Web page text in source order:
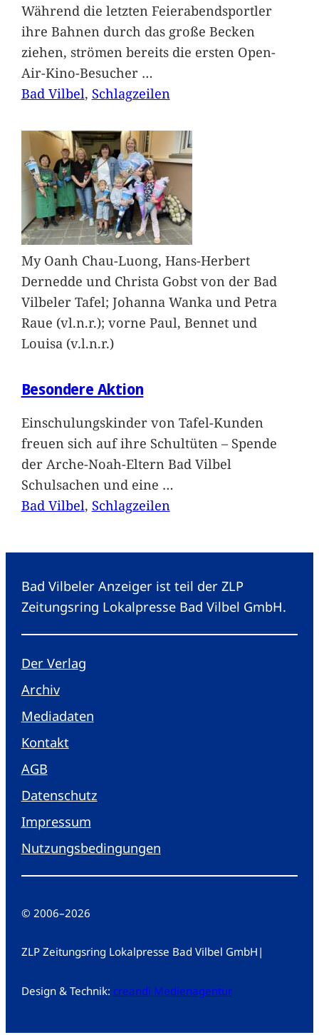
Während die letzten Feierabendsportler
ihre Bahnen durch das große Becken
ziehen, strömen bereits die ersten Open-
Air-Kino-Besucher …
Bad Vilbel, Schlagzeilen
My Oanh Chau-Luong, Hans-Herbert
Dernedde und Christa Gobst von der Bad
Vilbeler Tafel; Johanna Wanka und Petra
Raue (vl.n.r.); vorne Paul, Bennet und
Louisa (v.l.n.r.)
Besondere Aktion
Einschulungskinder von Tafel-Kunden
freuen sich auf ihre Schultüten – Spende
der Arche-Noah-Eltern Bad Vilbel
Schulsachen und eine …
Bad Vilbel, Schlagzeilen
Bad Vilbeler Anzeiger ist teil der ZLP
Zeitungsring Lokalpresse Bad Vilbel GmbH.
Der Verlag
Archiv
Mediadaten
Kontakt
AGB
Datenschutz
Impressum
Nutzungsbedingungen
© 2006–2026
ZLP Zeitungsring Lokalpresse Bad Vilbel GmbH |
Design & Technik: creandi Medienagentur